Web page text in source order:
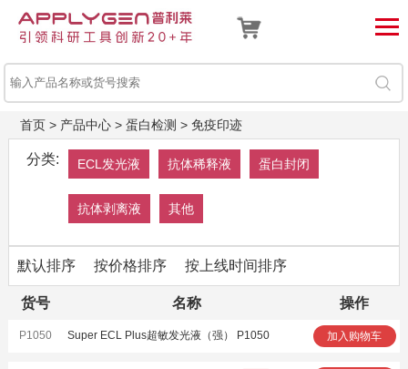
首页> 产品中心> 蛋白检测 > 免疫印迹
分类: ECL发光液 抗体稀释液 蛋白封闭
抗体剥离液 其他
默认排序 按价格排序 按上线时间排序
货号 名称 操作
P1050 Super ECL Plus超敏发光液（强） P1050 加入购物车